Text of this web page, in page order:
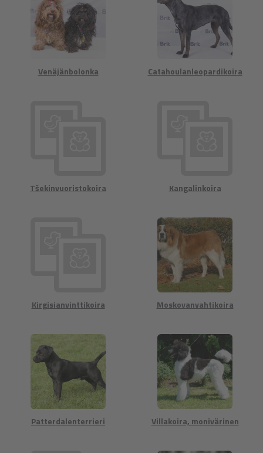
Venäjänbolonka Catahoulanleopardikoira
Tšekinvuoristokoira Kangalinkoira
Kirgisianvinttikoira Moskovanvahtikoira
Patterdalenterrieri Villakoira, monivärinen